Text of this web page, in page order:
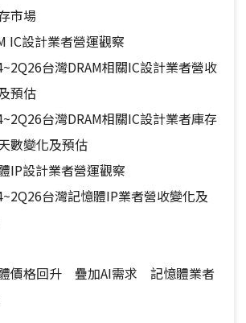
市場
IC設計業者營運觀察
台灣DRAM相關IC設計業者營收
預估
台灣DRAM相關IC設計業者庫存
數變化及預估
IP設計業者營運觀察
台灣記憶體IP業者營收變化及
價格回升 疊加AI需求 記憶體業者